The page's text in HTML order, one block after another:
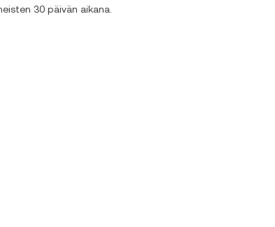
30 päivän aikana.